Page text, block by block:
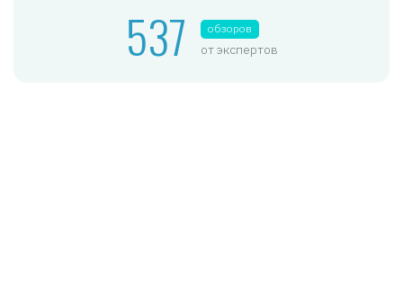
537 обзоров
от экспертов